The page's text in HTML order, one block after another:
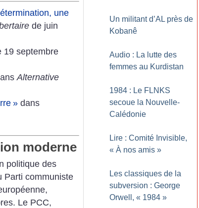
une
de juin
19 septembre
Alternative
» dans
moderne
politique des
Parti communiste
Le PCC,
Un militant d’AL près de
Kobanê
Audio : La lutte des
femmes au Kurdistan
1984 : Le FLNKS
secoue la Nouvelle-
Calédonie
Lire : Comité Invisible,
« À nos amis »
Les classiques de la
subversion : George
Orwell, « 1984 »